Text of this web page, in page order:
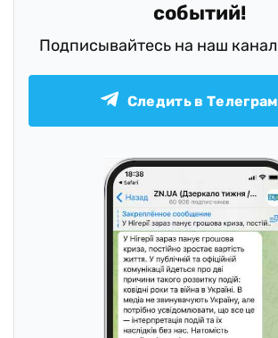
событий!
Подписывайтесь на наш канал
Следить в